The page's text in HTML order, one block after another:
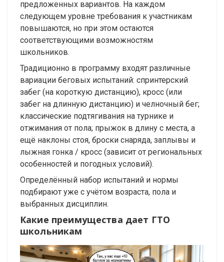
предложенных вариантов. На каждом
следующем уровне требования к участникам
повышаются, но при этом остаются
соответствующими возможностям
школьников.
Традиционно в программу входят различные
вариации беговых испытаний: спринтерский
забег (на короткую дистанцию), кросс (или
забег на длинную дистанцию) и челночный бег;
классические подтягивания на турнике и
отжимания от пола; прыжок в длину с места, а
ещё наклоны стоя, броски снаряда, заплывы и
лыжная гонка / кросс (зависит от региональных
особенностей и погодных условий).
Определённый набор испытаний и нормы
подбирают уже с учётом возраста, пола и
выбранных дисциплин.
Какие преимущества дает ГТО
школьникам